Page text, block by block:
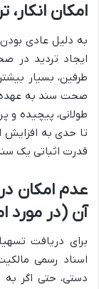
امکان
به دلیل عادی
ایجاد تردید در
طرفین، بسیار
صحت سند به عهده
طولانی، پیچیده و
تا حدی به افزایش
قدرت اثباتی یک
عدم امکان
آن (در مورد
برای دریافت
اسناد رسمی
دستی، حتی اگر به